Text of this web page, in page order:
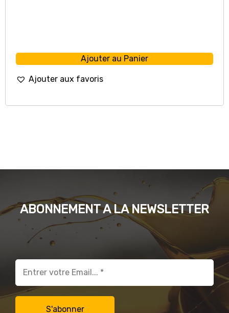
Ajouter au Panier
Ajouter aux favoris
ABONNEMENT A LA NEWSLETTER